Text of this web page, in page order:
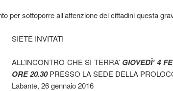
per sottoporre all’attenzione dei cittadini questa
SIETE INVITATI
ALL’INCONTRO CHE SI TERRA’ GIOVEDÌ’ 4
ORE 20.30PRESSO LA SEDE DELLA
Labante, 26 gennaio 2016